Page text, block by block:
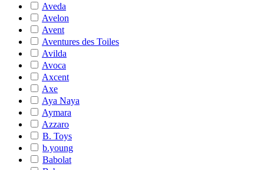
Aveda
Avelon
Avent
Aventures des Toiles
Avilda
Avoca
Axcent
Axe
Aya Naya
Aymara
Azzaro
B. Toys
b.young
Babolat